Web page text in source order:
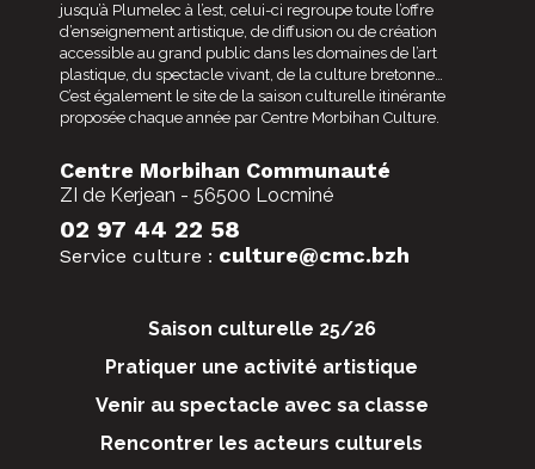
jusqu’à Plumelec à l’est, celui-ci regroupe toute l’offre
d’enseignement artistique, de diffusion ou de création
accessible au grand public dans les domaines de l’art
plastique, du spectacle vivant, de la culture bretonne…
C’est également le site de la saison culturelle itinérante
proposée chaque année par Centre Morbihan Culture.
Centre Morbihan Communauté
ZI de Kerjean - 56500 Locminé
02 97 44 22 58
Service culture : culture@cmc.bzh
Saison culturelle 25/26
Pratiquer une activité artistique
Venir au spectacle avec sa classe
Rencontrer les acteurs culturels